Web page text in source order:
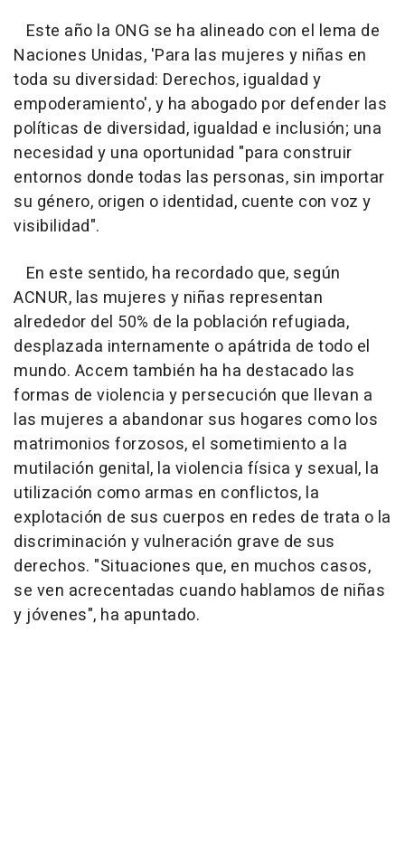
Este año la ONG se ha alineado con el lema de
Naciones Unidas, 'Para las mujeres y niñas en
toda su diversidad: Derechos, igualdad y
empoderamiento', y ha abogado por defender las
políticas de diversidad, igualdad e inclusión; una
necesidad y una oportunidad "para construir
entornos donde todas las personas, sin importar
su género, origen o identidad, cuente con voz y
visibilidad".
En este sentido, ha recordado que, según
ACNUR, las mujeres y niñas representan
alrededor del 50% de la población refugiada,
desplazada internamente o apátrida de todo el
mundo. Accem también ha ha destacado las
formas de violencia y persecución que llevan a
las mujeres a abandonar sus hogares como los
matrimonios forzosos, el sometimiento a la
mutilación genital, la violencia física y sexual, la
utilización como armas en conflictos, la
explotación de sus cuerpos en redes de trata o la
discriminación y vulneración grave de sus
derechos. "Situaciones que, en muchos casos,
se ven acrecentadas cuando hablamos de niñas
y jóvenes", ha apuntado.